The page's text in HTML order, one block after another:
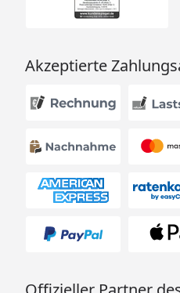
Akzeptierte